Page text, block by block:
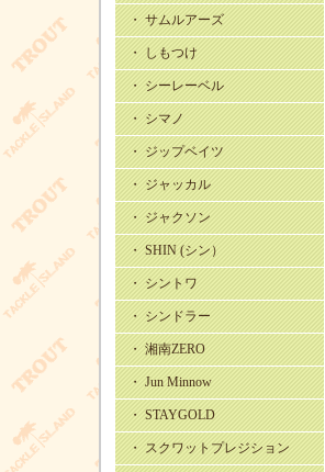
・ サムルアーズ
・ しもつけ
・ シーレーベル
・ シマノ
・ ジップベイツ
・ ジャッカル
・ ジャクソン
・ SHIN (シン）
・ シントワ
・ シンドラー
・ 湘南ZERO
・ Jun Minnow
・ STAYGOLD
・ スクワットプレジション